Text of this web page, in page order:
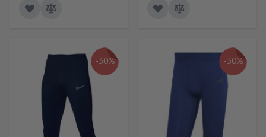
-30% -30%